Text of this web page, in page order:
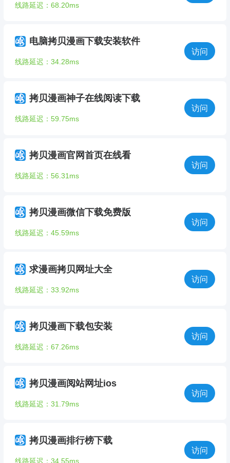
线路延迟：68.20ms
电脑拷贝漫画下载安装软件
线路延迟：34.28ms
访问
拷贝漫画神子在线阅读下载
线路延迟：59.75ms
访问
拷贝漫画官网首页在线看
线路延迟：56.31ms
访问
拷贝漫画微信下载免费版
线路延迟：45.59ms
访问
求漫画拷贝网址大全
线路延迟：33.92ms
访问
拷贝漫画下载包安装
线路延迟：67.26ms
访问
拷贝漫画阅站网址ios
线路延迟：31.79ms
访问
拷贝漫画排行榜下载
线路延迟：34.55ms
访问